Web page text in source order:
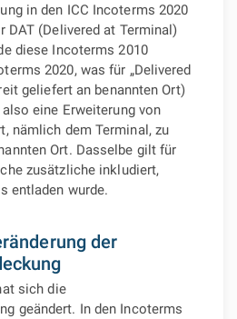
in den ICC Incoterms 2020
DAT (Delivered at Terminal)
diese Incoterms 2010
2020, was für „Delivered
geliefert an benannten Ort)
eine Erweiterung von
nämlich dem Terminal, zu
Ort. Dasselbe gilt für
zusätzliche inkludiert,
entladen wurde.
der
sich die
geändert. In den Incoterms